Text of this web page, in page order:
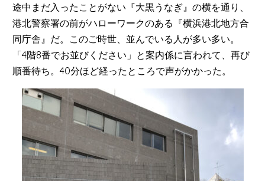
途中まだ入ったことがない『大黒うなぎ』の横を通り、
港北警察署の前がハローワークのある『横浜港北地方合
同庁舎』だ。このご時世、並んでいる人が多い多い。
「4階8番でお並びください」と案内係に言われて、再び
順番待ち。40分ほど経ったところで声がかかった。